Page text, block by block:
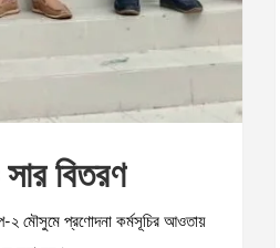
বিতরণ
২ মৌসুমে প্রণোদনা কর্মসূচির আওতায়